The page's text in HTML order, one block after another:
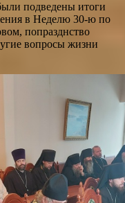
подведены итоги
в Неделю 30-ю по
попразднство
вопросы жизни